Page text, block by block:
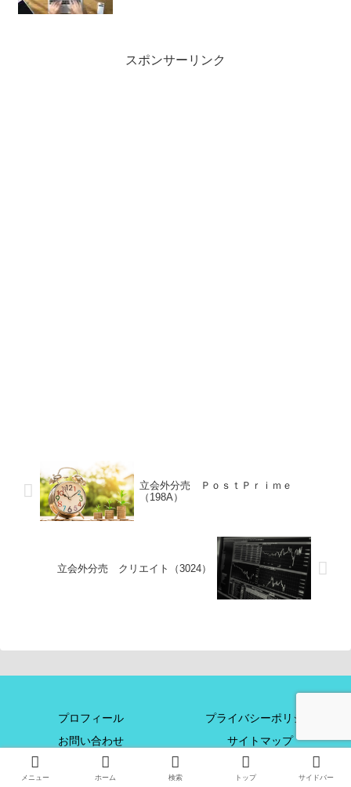
スポンサーリンク
立会外分売 ＰｏｓｔＰｒｉｍｅ
（198A）
立会外分売 クリエイト（3024）
プロフィール
プライバシーポリシー
お問い合わせ
サイトマップ
© 2019-2026 地道に稼ぐ！立会外分売・IPOでローリスク株投資+α.
メニュー ホーム 検索 トップ サイドバー